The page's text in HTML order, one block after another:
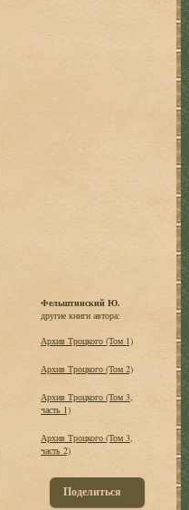
Фельштинский Ю.
другие книги автора:
Архив Троцкого (Том 1)
Архив Троцкого (Том 2)
Архив Троцкого (Том 3,
часть 1)
Архив Троцкого (Том 3,
часть 2)
Поделиться